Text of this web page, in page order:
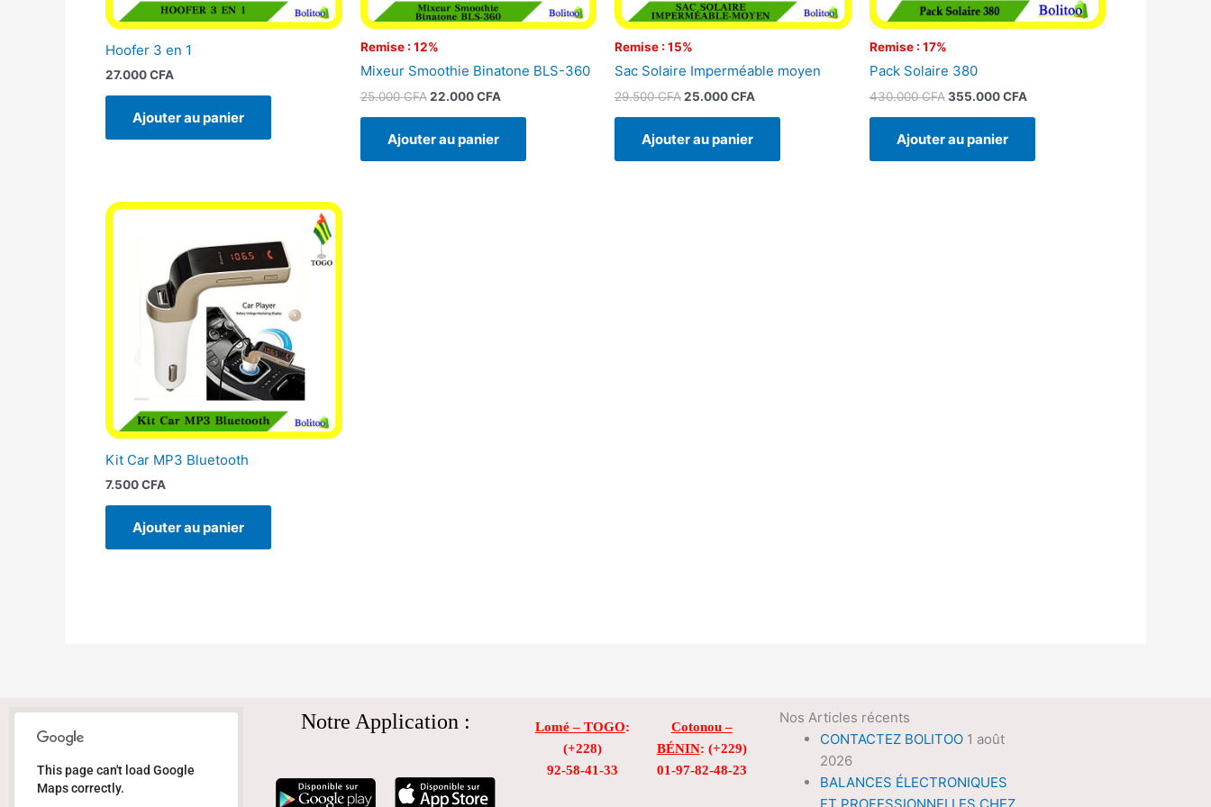
Hoofer 3 en 1
27.000CFA
Ajouter au panier
Remise : 12%
Mixeur Smoothie Binatone BLS-360
25.000CFA 22.000CFA
Ajouter au panier
Remise : 15%
Sac Solaire Imperméable moyen
29.500CFA25.000CFA
Ajouter au panier
Remise : 17%
Pack Solaire 380
430.000CFA 355.000CFA
Ajouter au panier
Kit Car MP3 Bluetooth
7.500CFA
Ajouter au panier
This page can't load Google
Maps correctly.
Notre Application : Lomé – TOGO:
(+228)
92-58-41-33
Cotonou –
BÉNIN: (+229)
01-97-82-48-23
Nos Articles récents
CONTACTEZ BOLITOO 1 août
2026
BALANCES ÉLECTRONIQUES